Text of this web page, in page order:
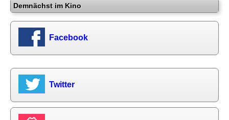
Demnächst im Kino
Facebook
Twitter